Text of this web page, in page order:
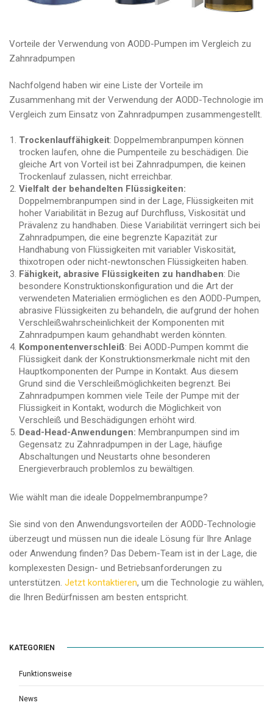
Vorteile der Verwendung von AODD-Pumpen im Vergleich zu
Zahnradpumpen
Nachfolgend haben wir eine Liste der Vorteile im
Zusammenhang mit der Verwendung der AODD-Technologie im
Vergleich zum Einsatz von Zahnradpumpen zusammengestellt.
Trockenlauffähigkeit: Doppelmembranpumpen können
trocken laufen, ohne die Pumpenteile zu beschädigen. Die
gleiche Art von Vorteil ist bei Zahnradpumpen, die keinen
Trockenlauf zulassen, nicht erreichbar.
Vielfalt der behandelten Flüssigkeiten:
Doppelmembranpumpen sind in der Lage, Flüssigkeiten mit
hoher Variabilität in Bezug auf Durchfluss, Viskosität und
Prävalenz zu handhaben. Diese Variabilität verringert sich bei
Zahnradpumpen, die eine begrenzte Kapazität zur
Handhabung von Flüssigkeiten mit variabler Viskosität,
thixotropen oder nicht-newtonschen Flüssigkeiten haben.
Fähigkeit, abrasive Flüssigkeiten zu handhaben: Die
besondere Konstruktionskonfiguration und die Art der
verwendeten Materialien ermöglichen es den AODD-Pumpen,
abrasive Flüssigkeiten zu behandeln, die aufgrund der hohen
Verschleißwahrscheinlichkeit der Komponenten mit
Zahnradpumpen kaum gehandhabt werden könnten.
Komponentenverschleiß: Bei AODD-Pumpen kommt die
Flüssigkeit dank der Konstruktionsmerkmale nicht mit den
Hauptkomponenten der Pumpe in Kontakt. Aus diesem
Grund sind die Verschleißmöglichkeiten begrenzt. Bei
Zahnradpumpen kommen viele Teile der Pumpe mit der
Flüssigkeit in Kontakt, wodurch die Möglichkeit von
Verschleiß und Beschädigungen erhöht wird.
Dead-Head-Anwendungen: Membranpumpen sind im
Gegensatz zu Zahnradpumpen in der Lage, häufige
Abschaltungen und Neustarts ohne besonderen
Energieverbrauch problemlos zu bewältigen.
Wie wählt man die ideale Doppelmembranpumpe?
Sie sind von den Anwendungsvorteilen der AODD-Technologie
überzeugt und müssen nun die ideale Lösung für Ihre Anlage
oder Anwendung finden? Das Debem-Team ist in der Lage, die
komplexesten Design- und Betriebsanforderungen zu
unterstützen. Jetzt kontaktieren, um die Technologie zu wählen,
die Ihren Bedürfnissen am besten entspricht.
KATEGORIEN
Funktionsweise
News